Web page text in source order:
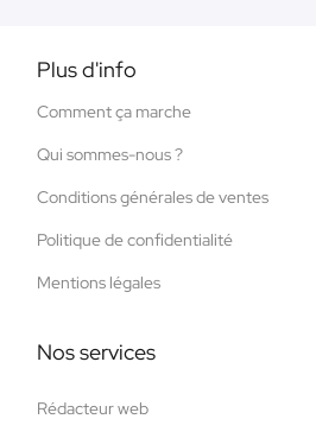
Plus d'info
Comment ça marche
Qui sommes-nous ?
Conditions générales de ventes
Politique de confidentialité
Mentions légales
Nos services
Rédacteur web